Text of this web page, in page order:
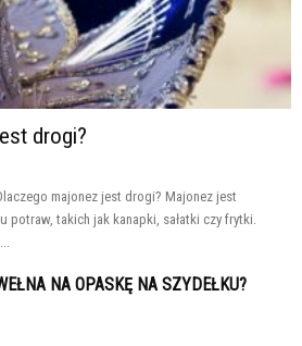
drogi?
majonez jest drogi? Majonez jest
potraw, takich jak kanapki, sałatki czy frytki.
NA OPASKĘ NA SZYDEŁKU?